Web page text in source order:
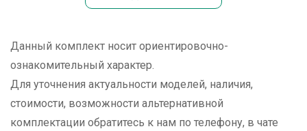
Данный комплект носит ориентировочно-
ознакомительный характер.
Для уточнения актуальности моделей, наличия,
стоимости, возможности альтернативной
комплектации обратитесь к нам по телефону, в чате